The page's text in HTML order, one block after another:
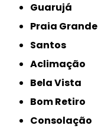
Guarujá
Praia Grande
Santos
Aclimação
Bela Vista
Bom Retiro
Consolação